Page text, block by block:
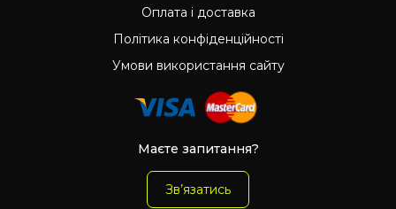
Оплата і доставка
Політика конфіденційності
Умови використання сайту
Маєте запитання?
Зв’язатись